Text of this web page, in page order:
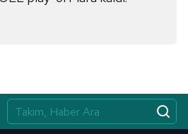
dahilinde kullanılacaktır.
Korunması Kanunu uyarınca